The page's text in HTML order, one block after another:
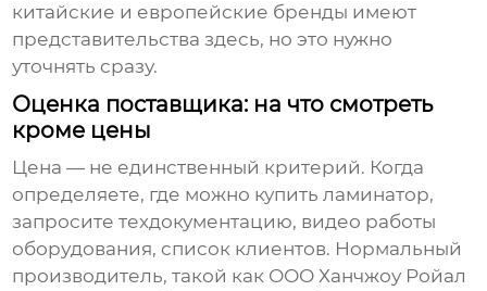
китайские и европейские бренды имеют
представительства здесь, но это нужно
уточнять сразу.
Оценка поставщика: на что смотреть
кроме цены
Цена — не единственный критерий. Когда
определяете, где можно купить ламинатор,
запросите техдокументацию, видео работы
оборудования, список клиентов. Нормальный
производитель, такой как ООО Ханчжоу Ройал